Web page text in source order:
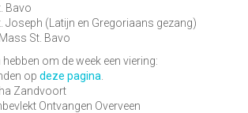
Bavo
Joseph (Latijn en Gregoriaans gezang)
St. Bavo
om de week een viering:
op deze pagina
Zandvoort
Ontvangen Overveen